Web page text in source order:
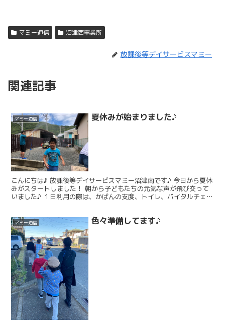
マミー通信 沼津西事業所
放課後等デイサービスマミー
関連記事
マミー通信 夏休みが始まりました♪
こんにちは♪ 放課後等デイサービスマミー沼津南です♪ 今日から夏休
みがスタートしました！ 朝から子どもたちの元気な声が飛び交って
いました♪ １日利用の際は、かばんの支度、トイレ、バイタルチェッ
マミー通信 色々準備してます♪